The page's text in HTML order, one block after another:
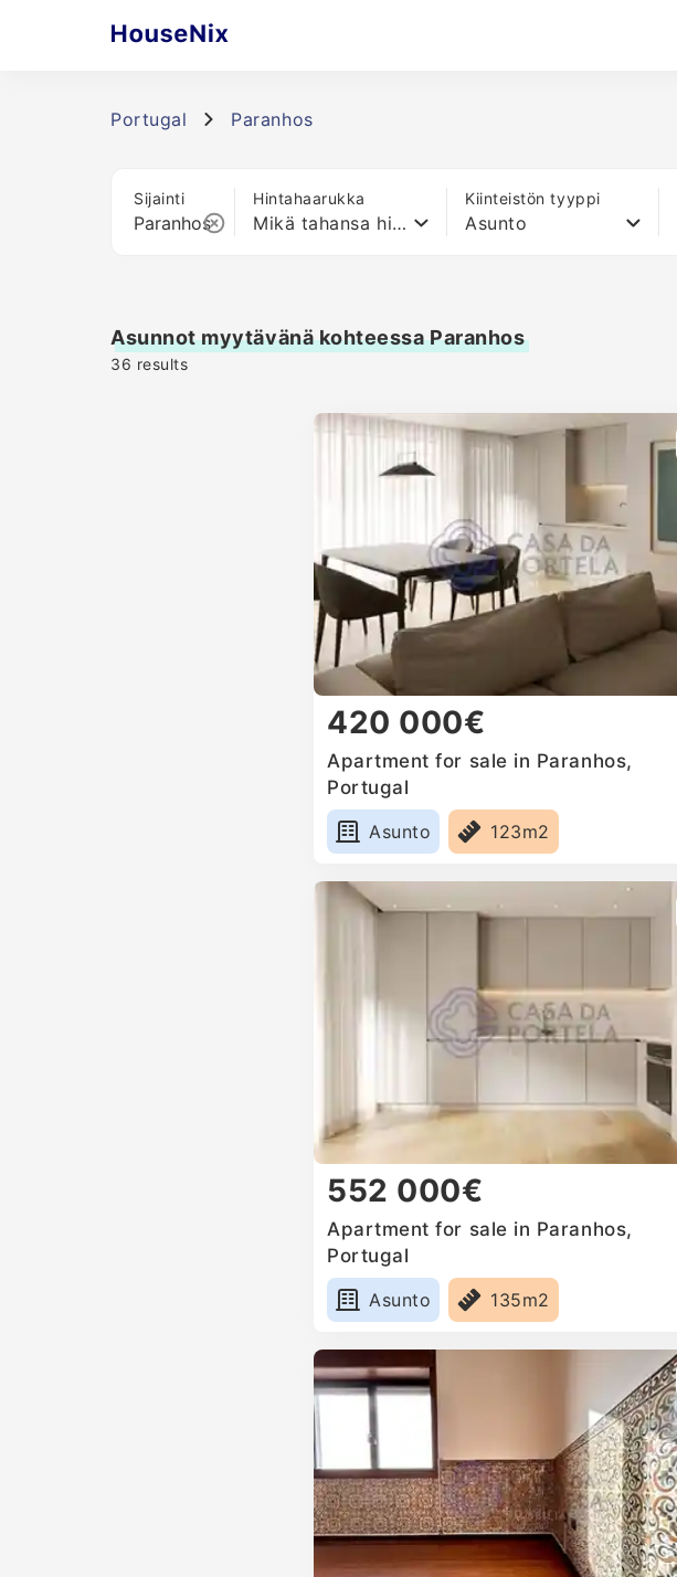
Portugal Paranhos
Sijainti Hintahaarukka
Mikä tahansa hinta
Kiinteistön tyyppi
Asunto
Asunnot myytävänä kohteessa Paranhos
36 results
420 000€
Apartment for sale in Paranhos,
Portugal
Asunto
123m2
552 000€
Apartment for sale in Paranhos,
Portugal
Asunto
135m2